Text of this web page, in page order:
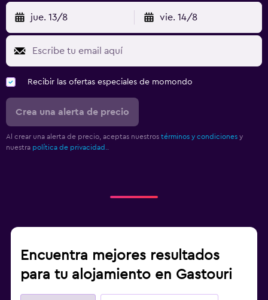
jue. 13/8 vie. 14/8
Recibir las ofertas especiales de momondo
Crea una alerta de precio
Al crear una alerta de precio, aceptas nuestros términos y condiciones y
nuestra política de privacidad.
Encuentra mejores resultados
para tu alojamiento en Gastouri